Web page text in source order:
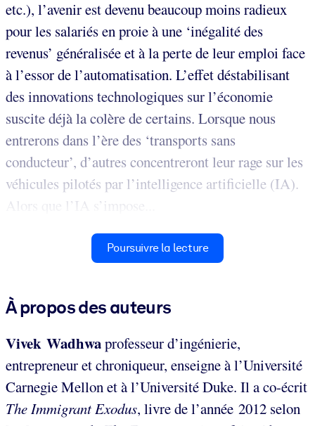
etc.), l’avenir est devenu beaucoup moins radieux
pour les salariés en proie à une ‘inégalité des
revenus’ généralisée et à la perte de leur emploi face
à l’essor de l’automatisation. L’effet déstabilisant
des innovations technologiques sur l’économie
suscite déjà la colère de certains. Lorsque nous
entrerons dans l’ère des ‘transports sans
conducteur’, d’autres concentreront leur rage sur les
véhicules pilotés par l’intelligence artificielle (IA).
Alors que l’IA s’impose...
Poursuivre la lecture
À propos des auteurs
Vivek Wadhwaprofesseur d’ingénierie,
entrepreneur et chroniqueur, enseigne à l’Université
Carnegie Mellon et à l’Université Duke. Il a co-écrit
The Immigrant Exodus, livre de l’année 2012 selon